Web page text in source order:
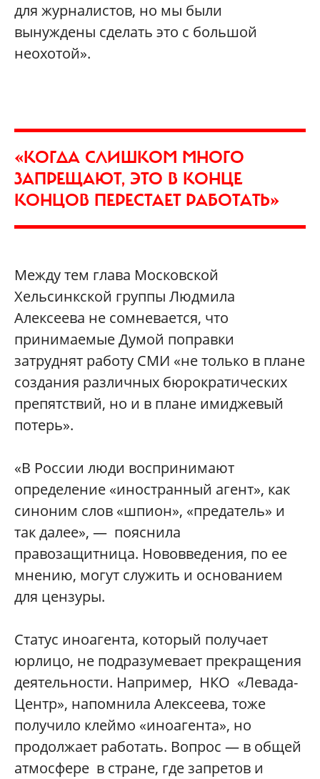
для журналистов, но мы были
вынуждены сделать это с большой
неохотой».
«КОГДА СЛИШКОМ МНОГО
ЗАПРЕЩАЮТ, ЭТО В КОНЦЕ
КОНЦОВ ПЕРЕСТАЕТ РАБОТАТЬ»
Между тем глава Московской
Хельсинкской группы Людмила
Алексеева не сомневается, что
принимаемые Думой поправки
затруднят работу СМИ «не только в плане
создания различных бюрократических
препятствий, но и в плане имиджевый
потерь».
«В России люди воспринимают
определение «иностранный агент», как
синоним слов «шпион», «предатель» и
так далее», — пояснила
правозащитница. Нововведения, по ее
мнению, могут служить и основанием
для цензуры.
Статус иноагента, который получает
юрлицо, не подразумевает прекращения
деятельности. Например, НКО «Левада-
Центр», напомнила Алексеева, тоже
получило клеймо «иноагента», но
продолжает работать. Вопрос — в общей
атмосфере в стране, где запретов и